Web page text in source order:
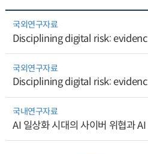
국외연구자료
Disciplining digital risk:
국외연구자료
Disciplining digital risk:
국내연구자료
AI 일상화 시대의 사이버 위협과